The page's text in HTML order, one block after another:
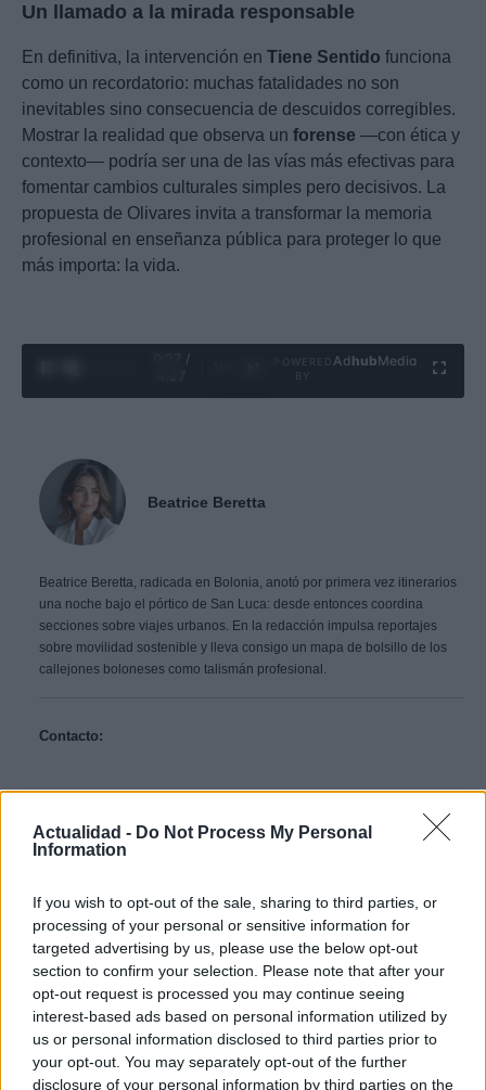
Actualidad - Do Not Process My Personal
Information
If you wish to opt-out of the sale, sharing to third parties, or
processing of your personal or sensitive information for
targeted advertising by us, please use the below opt-out
section to confirm your selection. Please note that after your
opt-out request is processed you may continue seeing
interest-based ads based on personal information utilized by
us or personal information disclosed to third parties prior to
your opt-out. You may separately opt-out of the further
disclosure of your personal information by third parties on the
Un llamado a la mirada responsable
En definitiva, la intervención en Tiene Sentido funciona
como un recordatorio: muchas fatalidades no son
inevitables sino consecuencia de descuidos corregibles.
Mostrar la realidad que observa un forense —con ética y
contexto— podría ser una de las vías más efectivas para
fomentar cambios culturales simples pero decisivos. La
propuesta de Olivares invita a transformar la memoria
profesional en enseñanza pública para proteger lo que
más importa: la vida.
0:28 /
Ad hubMedia
Beatrice Beretta
Beatrice Beretta, radicada en Bolonia, anotó por primera vez itinerarios
una noche bajo el pórtico de San Luca: desde entonces coordina
secciones sobre viajes urbanos. En la redacción impulsa reportajes
sobre movilidad sostenible y lleva consigo un mapa de bolsillo de los
callejones boloneses como talismán profesional.
Contacto:
ARTÍCULO SIGUIENTE
Más leídos
GENTE